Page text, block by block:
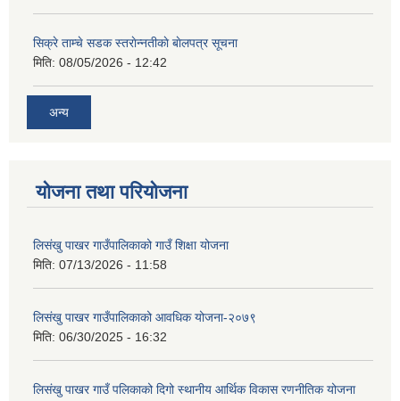
सिक्रे ताम्चे सडक स्तराेन्नतीकाे बाेलपत्र सूचना
मिति: 08/05/2026 - 12:42
अन्य
योजना तथा परियोजना
लिसंखु पाखर गाउँपालिकाको गाउँ शिक्षा योजना
मिति: 07/13/2026 - 11:58
लिसंखु पाखर गाउँपालिकाको आवधिक योजना-२०७९
मिति: 06/30/2025 - 16:32
लिसंखु पाखर गाउँ पलिकाको दिगो स्थानीय आर्थिक विकास रणनीतिक योजना